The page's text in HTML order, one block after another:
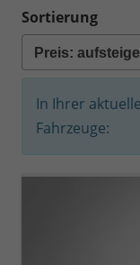
Sortierung
In Ihrer
Fahrzeuge: